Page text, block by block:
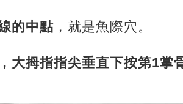
的中點 ，就是魚際穴。
大拇指指尖垂直下按第1掌